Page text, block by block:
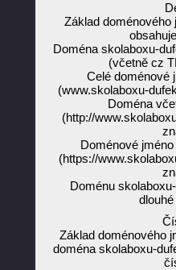
Základ doménového
Doména skolaboxu-
(včetně cz
Celé doménové
(www.skolaboxu-
Doména
(http://
Doménové
(https://
Doménu
Základ doménového
doména skolaboxu-